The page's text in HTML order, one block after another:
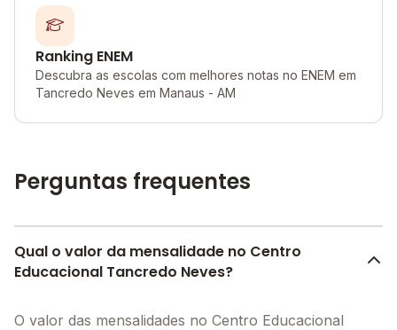
Ranking ENEM
Descubra as escolas com melhores notas no ENEM em
Tancredo Neves em Manaus - AM
Perguntas frequentes
Qual o valor da mensalidade no Centro
Educacional Tancredo Neves?
O valor das mensalidades no Centro Educacional